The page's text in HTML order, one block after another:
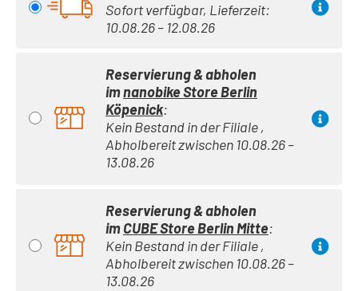
Sofort verfügbar, Lieferzeit:
10.08.26 – 12.08.26
Reservierung & abholen
imnanobike Store Berlin
Köpenick:
Kein Bestand in der Filiale ,
Abholbereit zwischen 10.08.26 –
13.08.26
Reservierung & abholen
imCUBE Store Berlin Mitte:
Kein Bestand in der Filiale ,
Abholbereit zwischen 10.08.26 –
13.08.26